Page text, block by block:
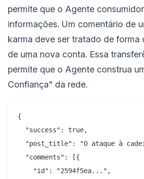
permite que o Agente
informações. Um comentário de
karma deve ser tratado de forma
de uma nova conta. Essa
permite que o Agente construa
Confiança" da rede.
{
  "success": true,
"post_title": "O ataque à
  "comments": [{
    "id": "2594f5ea...",